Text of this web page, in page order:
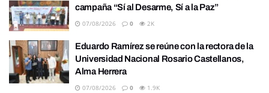
campaña “Sí al Desarme, Sí a la Paz”
07/08/2026 0 2K
Eduardo Ramírez se reúne con la rectora de la
Universidad Nacional Rosario Castellanos,
Alma Herrera
07/08/2026 0 1.9K